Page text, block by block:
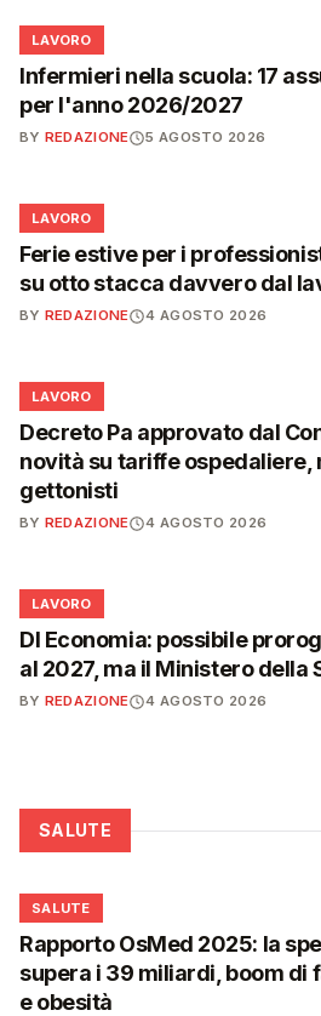
💼
LAVORO
Infermieri nella scuola: 17
per l'anno 2026/2027
BY REDAZIONE 5 AGOSTO 2026
💼
LAVORO
Ferie estive per i
su otto stacca davvero dal
BY REDAZIONE 4 AGOSTO 2026
💼
LAVORO
Decreto Pa approvato dal
novità su tariffe ospedaliere,
gettonisti
BY REDAZIONE 4 AGOSTO 2026
💼
LAVORO
Dl Economia: possibile
al 2027, ma il Ministero della
BY REDAZIONE 4 AGOSTO 2026
SALUTE
❤️
SALUTE
Rapporto OsMed 2025: la
supera i 39 miliardi, boom di
e obesità